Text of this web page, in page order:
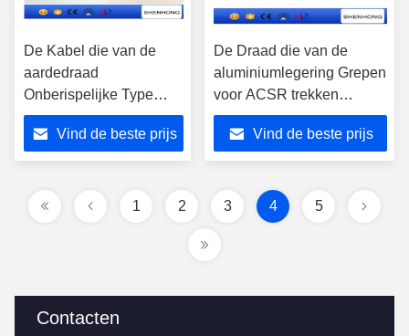
Contacten
De Kabel die van de
aardedraad
Onberispelijke Type
trekken van Klem12kn
het Parallelle Kaak
eindigt
Vind de beste prijs
De Draad die van de
aluminiumlegering Grepen
voor ACSR trekken
verzakt Aanpassend
tijdens Luchtlijnbouw
Vind de beste prijs
1 2 3 4 5